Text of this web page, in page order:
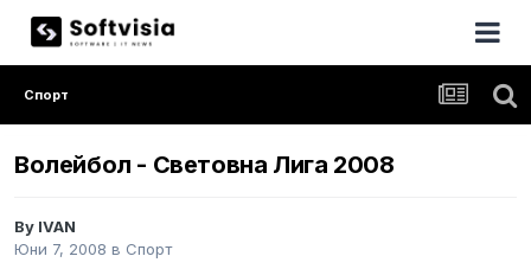
Спорт
Волейбол - Световна Лига 2008
By IVAN
Юни 7, 2008 в Спорт